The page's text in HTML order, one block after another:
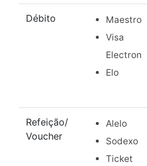
Débito
Maestro
Visa
Electron
Elo
Refeição/
Voucher
Alelo
Sodexo
Ticket